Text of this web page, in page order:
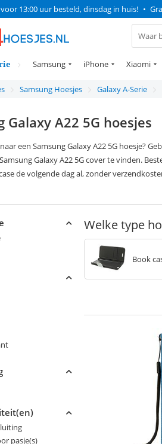
13:00 uur besteld, dinsdag in huis! •
Samsung iPhone Xiaomi
Samsung Hoesjes Galaxy A-Serie
Galaxy A22 5G hoesjes
een Samsung Galaxy A22 5G hoesje?
Galaxy A22 5G cover te vinden.
de volgende dag al, zonder
pasje(s)
Welke type
Book